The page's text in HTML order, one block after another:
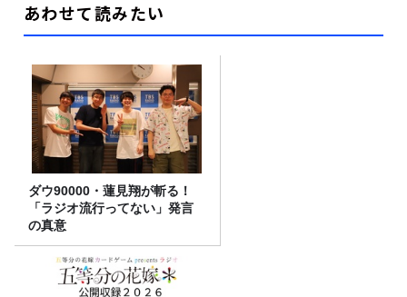
あわせて読みたい
ダウ90000・蓮見翔が斬る！
「ラジオ流行ってない」発言
の真意